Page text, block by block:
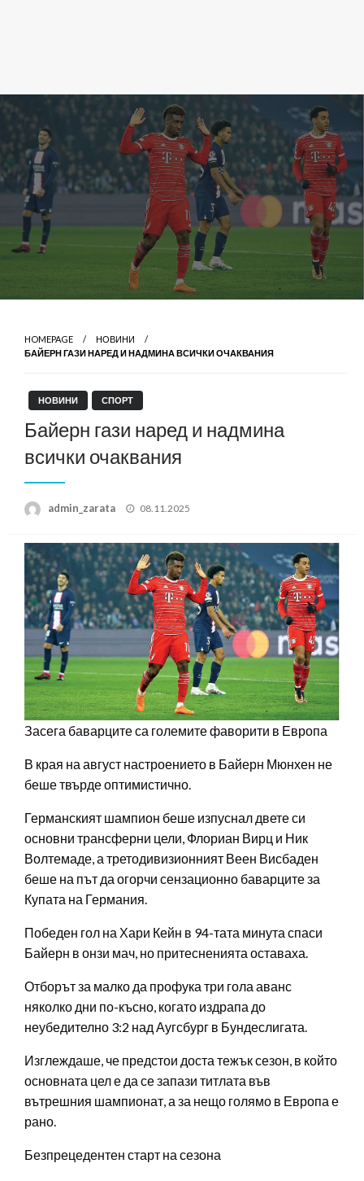
HOMEPAGE
НОВИНИ
БАЙЕРН ГАЗИ НАРЕД И НАДМИНА ВСИЧКИ ОЧАКВАНИЯ
НОВИНИ СПОРТ
Байерн гази наред и надмина
всички очаквания
admin_zarata
Posted
08.11.2025
Засега баварците са големите фаворити в Европа
В края на август настроението в Байерн Мюнхен не
беше твърде оптимистично.
Германският шампион беше изпуснал двете си
основни трансферни цели, Флориан Вирц и Ник
Волтемаде, а третодивизионният Веен Висбаден
беше на път да огорчи сензационно баварците за
Купата на Германия.
Победен гол на Хари Кейн в 94-тата минута спаси
Байерн в онзи мач, но притесненията оставаха.
Отборът за малко да профука три гола аванс
няколко дни по-късно, когато издрапа до
неубедително 3:2 над Аугсбург в Бундеслигата.
Изглеждаше, че предстои доста тежък сезон, в който
основната цел е да се запази титлата във
вътрешния шампионат, а за нещо голямо в Европа е
рано.
Безпрецедентен старт на сезона